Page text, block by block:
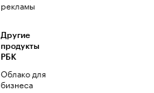
рекламы
Другие
продукты
РБК
Облако для
бизнеса